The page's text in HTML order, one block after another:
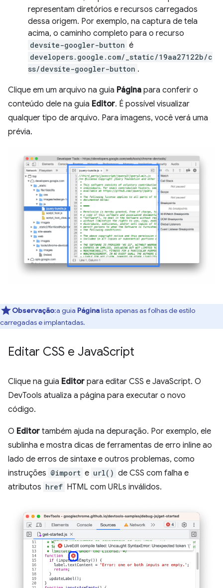
representam diretórios e recursos carregados
dessa origem. Por exemplo, na captura de tela
acima, o caminho completo para o recurso
devsite-googler-button é
developers.google.com/_static/19aa27122b/c
ss/devsite-googler-button .
Clique em um arquivo na guia Página para conferir o
conteúdo dele na guia Editor. É possível visualizar
qualquer tipo de arquivo. Para imagens, você verá uma
prévia.
Observação:a guia Páginalista apenas as folhas de estilo
carregadas e implantadas.
Editar CSS e JavaScript
Clique na guia Editor para editar CSS e JavaScript. O
DevTools atualiza a página para executar o novo
código.
O Editor também ajuda na depuração. Por exemplo, ele
sublinha e mostra dicas de ferramentas de erro inline ao
lado de erros de sintaxe e outros problemas, como
instruções @import e url() de CSS com falha e
atributos href HTML com URLs inválidos.